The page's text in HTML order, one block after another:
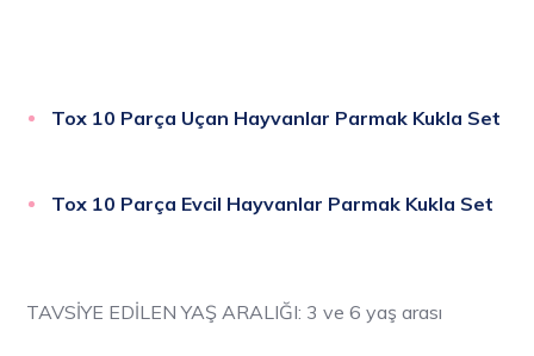
Tox 10 Parça Uçan Hayvanlar Parmak Kukla Set
Tox 10 Parça Evcil Hayvanlar Parmak Kukla Set
TAVSİYE EDİLEN YAŞ ARALIĞI: 3 ve 6 yaş arası